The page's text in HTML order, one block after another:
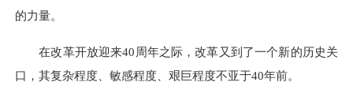
的力量。
在改革开放迎来40周年之际，改革又到了一个新的历史关
口，其复杂程度、敏感程度、艰巨程度不亚于40年前。